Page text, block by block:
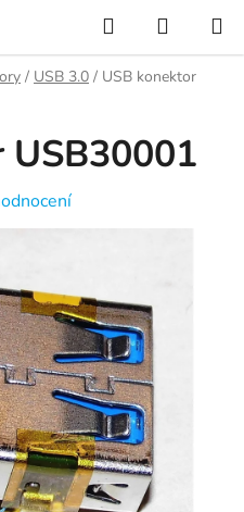
Hledat
KOŠÍK
/ USB 3.0 / USB konektor
USB30001